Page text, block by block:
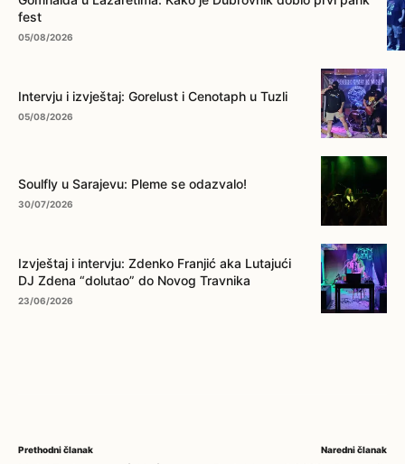
fest
05/08/2026
Intervju i izvještaj: Gorelust i Cenotaph u Tuzli
05/08/2026
Soulfly u Sarajevu: Pleme se odazvalo!
30/07/2026
Izvještaj i intervju: Zdenko Franjić aka Lutajući
DJ Zdena “dolutao” do Novog Travnika
23/06/2026
Prethodni članak Naredni članak